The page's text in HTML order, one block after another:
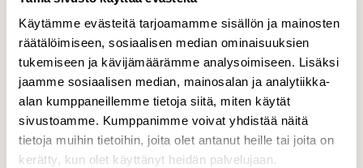
Käytämme evästeitä tarjoamamme sisällön ja mainosten
räätälöimiseen, sosiaalisen median ominaisuuksien
tukemiseen ja kävijämäärämme analysoimiseen. Lisäksi
jaamme sosiaalisen median, mainosalan ja analytiikka-
alan kumppaneillemme tietoja siitä, miten käytät
sivustoamme. Kumppanimme voivat yhdistää näitä
tietoja muihin tietoihin, joita olet antanut heille tai joita on
kerätty, kun olet käyttänyt heidän palvelujaan.
Kilpailun etusivulle